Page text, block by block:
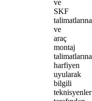
ve
SKF
talimatlarına
ve
araç
montaj
talimatlarına
harfiyen
uyularak
bilgili
teknisyenler